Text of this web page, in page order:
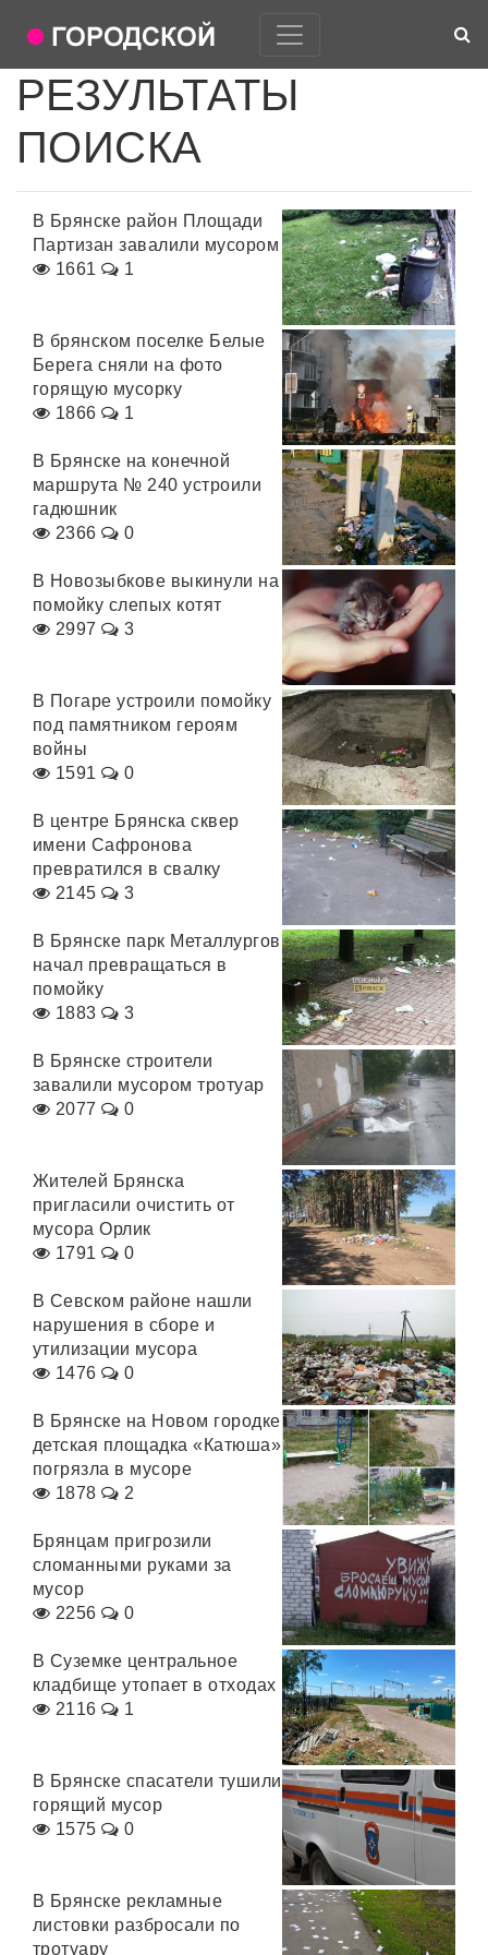
РЕЗУЛЬТАТЫ
ПОИСКА
В Брянске район Площади
Партизан завалили мусором
1661
1
В брянском поселке Белые
Берега сняли на фото
горящую мусорку
1866
1
В Брянске на конечной
маршрута № 240 устроили
гадюшник
2366
0
В Новозыбкове выкинули на
помойку слепых котят
2997
3
В Погаре устроили помойку
под памятником героям
войны
1591
0
В центре Брянска сквер
имени Сафронова
превратился в свалку
2145
3
В Брянске парк Металлургов
начал превращаться в
помойку
1883
3
В Брянске строители
завалили мусором тротуар
2077
0
Жителей Брянска
пригласили очистить от
мусора Орлик
1791
0
В Севском районе нашли
нарушения в сборе и
утилизации мусора
1476
0
В Брянске на Новом городке
детская площадка «Катюша»
погрязла в мусоре
1878
2
Брянцам пригрозили
сломанными руками за
мусор
2256
0
В Суземке центральное
кладбище утопает в отходах
2116
1
В Брянске спасатели тушили
горящий мусор
1575
0
В Брянске рекламные
листовки разбросали по
тротуару